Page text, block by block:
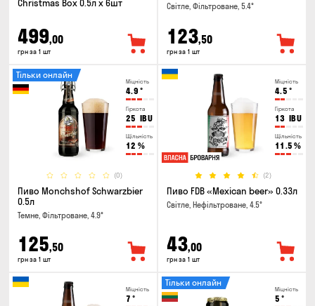
Christmas Box 0.5л x 6шт
499,00
грн за 1 шт
Світле, Фільтроване, 5.4°
123,50
грн за 1 шт
Міцність
4.9 °
Гіркота
25 IBU
Щільність
12 %
(0)
Тільки онлайн
Пиво Monchshof Schwarzbier
0.5л
Темне, Фільтроване, 4.9°
125,50
грн за 1 шт
Міцність
4.5 °
Гіркота
13 IBU
Щільність
11.5 %
(2)
Пиво FDB «Mexican beer» 0.33л
Світле, Нефільтроване, 4.5°
43,00
грн за 1 шт
Міцність
7 °
Міцність
5 °
Тільки онлайн